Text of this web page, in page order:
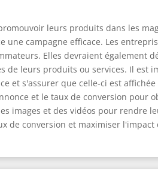
leurs produits dans les
campagne efficace. Les
Elles devraient également
de leurs produits ou services. Il est
et s'assurer que celle-ci est
et le taux de conversion pour
images et des vidéos pour rendre
de conversion et maximiser l'impact